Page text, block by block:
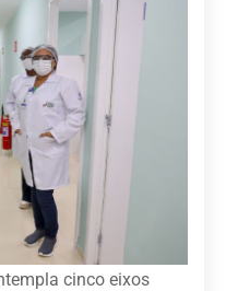
cinco eixos